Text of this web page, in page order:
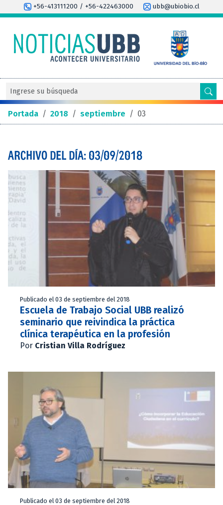
+56-413111200 / +56-422463000 ubb@ubiobio.cl
Portada / 2018 / septiembre / 03
ARCHIVO DEL DÍA: 03/09/2018
Publicado el 03 de septiembre del 2018
Escuela de Trabajo Social UBB realizó
seminario que reivindica la práctica
clínica terapéutica en la profesión
Por Cristian Villa Rodríguez
Publicado el 03 de septiembre del 2018